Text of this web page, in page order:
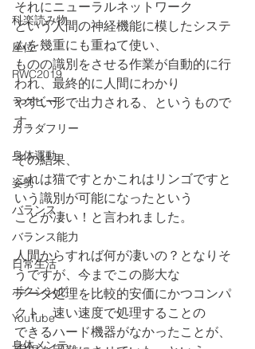
科楽読み物
座位
RWC2019
ラグビー
カラダフリー
身体運動
姿勢
バランス
バランス能力
日常生活
ボクシング
YouTube
身体メンテ
それにニューラルネットワーク
という人間の神経機能に模したシステ
ムを幾重にも重ねて使い、
ものの識別をさせる作業が自動的に行
われ、最終的に人間にわかり
やすい形で出力される、というもので
す。
その結果、
これは猫ですとかこれはリンゴですと
いう識別が可能になったという
ことが凄い！と言われました。
人間からすれば何が凄いの？となりそ
うですが、今までこの膨大な
データ処理を比較的安価にかつコンパ
クト、速い速度で処理することの
できるハード機器がなかったことが、